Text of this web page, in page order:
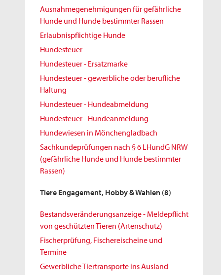
Ausnahmegenehmigungen für gefährliche
Hunde und Hunde bestimmter Rassen
Erlaubnispflichtige Hunde
Hundesteuer
Hundesteuer - Ersatzmarke
Hundesteuer - gewerbliche oder berufliche
Haltung
Hundesteuer - Hundeabmeldung
Hundesteuer - Hundeanmeldung
Hundewiesen in Mönchengladbach
Sachkundeprüfungen nach § 6 LHundG NRW
(gefährliche Hunde und Hunde bestimmter
Rassen)
Tiere Engagement, Hobby & Wahlen (8)
Bestandsveränderungsanzeige - Meldepflicht
von geschützten Tieren (Artenschutz)
Fischerprüfung, Fischereischeine und
Termine
Gewerbliche Tiertransporte ins Ausland